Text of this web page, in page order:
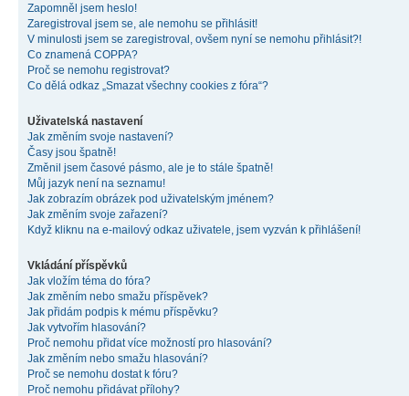
Zapomněl jsem heslo!
Zaregistroval jsem se, ale nemohu se přihlásit!
V minulosti jsem se zaregistroval, ovšem nyní se nemohu přihlásit?!
Co znamená COPPA?
Proč se nemohu registrovat?
Co dělá odkaz „Smazat všechny cookies z fóra“?
Uživatelská nastavení
Jak změním svoje nastavení?
Časy jsou špatně!
Změnil jsem časové pásmo, ale je to stále špatně!
Můj jazyk není na seznamu!
Jak zobrazím obrázek pod uživatelským jménem?
Jak změním svoje zařazení?
Když kliknu na e-mailový odkaz uživatele, jsem vyzván k přihlášení!
Vkládání příspěvků
Jak vložím téma do fóra?
Jak změním nebo smažu příspěvek?
Jak přidám podpis k mému příspěvku?
Jak vytvořím hlasování?
Proč nemohu přidat více možností pro hlasování?
Jak změním nebo smažu hlasování?
Proč se nemohu dostat k fóru?
Proč nemohu přidávat přílohy?